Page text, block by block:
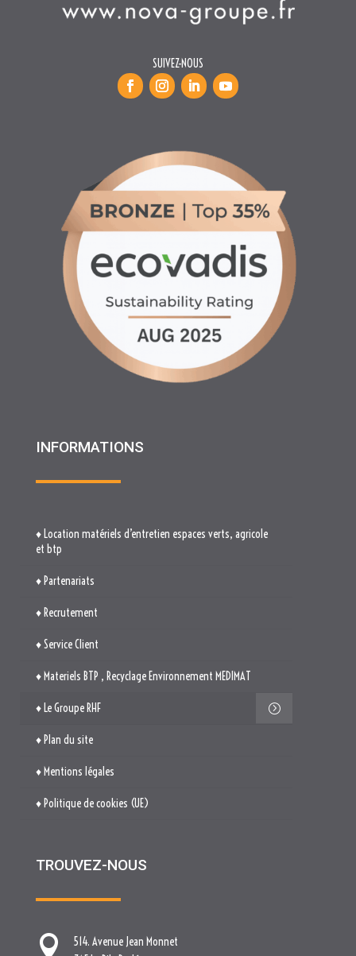
INFORMATIONS
♦ Partenariats
♦ Recrutement
♦ Materiels BTP , Recyclage Environnement MEDIMAT
♦ Le Groupe RHF
♦ Plan du site
♦ Mentions légales
♦ Politique de cookies (UE)
TROUVEZ-NOUS

514. Avenue Jean Monnet

 contact[at]nova-groupe.fr